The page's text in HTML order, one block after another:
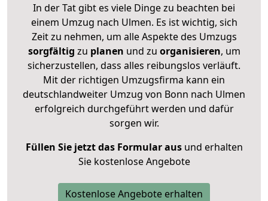
In der Tat gibt es viele Dinge zu beachten bei
einem Umzug nach Ulmen. Es ist wichtig, sich
Zeit zu nehmen, um alle Aspekte des Umzugs
sorgfältig zu planen und zu organisieren, um
sicherzustellen, dass alles reibungslos verläuft.
Mit der richtigen Umzugsfirma kann ein
deutschlandweiter Umzug von Bonn nach Ulmen
erfolgreich durchgeführt werden und dafür
sorgen wir.
Füllen Sie jetzt das Formular ausund erhalten
Sie kostenlose Angebote
Kostenlose Angebote erhalten